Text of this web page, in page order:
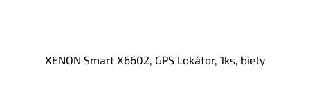
XENON Smart X6602, GPS Lokátor, 1ks, biely